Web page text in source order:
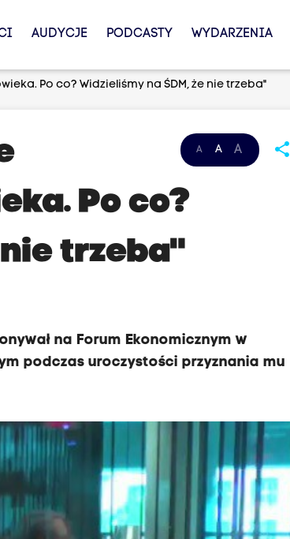
AUDYCJE PODCASTY WYDARZENIA
Po co? Widzieliśmy na ŚDM, że nie trzeba"
A A A share
Po co?
trzeba"
na Forum Ekonomicznym w
podczas uroczystości przyznania mu